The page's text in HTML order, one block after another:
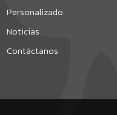
Personalizado
Noticias
Contáctanos